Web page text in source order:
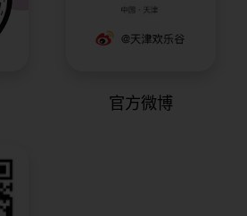
官方微博